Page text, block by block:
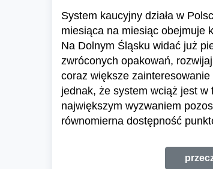
System kaucyjny działa w
miesiąca na miesiąc obejmuje
Na Dolnym Śląsku widać już
zwróconych opakowań,
coraz większe
jednak, że system wciąż jest
największym wyzwaniem
równomierna dostępność